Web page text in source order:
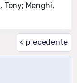
Tony; Menghi,
< precedente